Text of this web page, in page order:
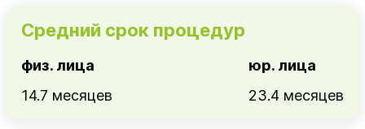
Средний срок процедур
физ. лица
14.7 месяцев
юр. лица
23.4 месяцев